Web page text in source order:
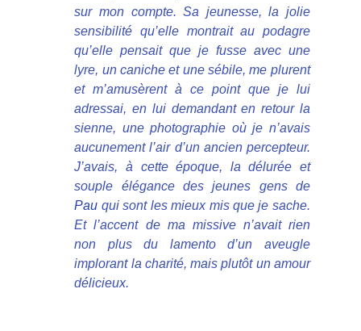
sur mon compte. Sa jeunesse, la jolie
sensibilité qu’elle montrait au podagre
qu’elle pensait que je fusse avec une
lyre, un caniche et une sébile, me plurent
et m’amusèrent à ce point que je lui
adressai, en lui demandant en retour la
sienne, une photographie où je n’avais
aucunement l’air d’un ancien percepteur.
J’avais, à cette époque, la délurée et
souple élégance des jeunes gens de
Pau qui sont les mieux mis que je sache.
Et l’accent de ma missive n’avait rien
non plus du lamento d’un aveugle
implorant la charité, mais plutôt un amour
délicieux.